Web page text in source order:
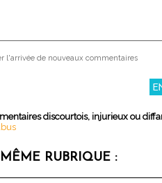
l'arrivée de nouveaux commentaires
discourtois, injurieux ou
RUBRIQUE :